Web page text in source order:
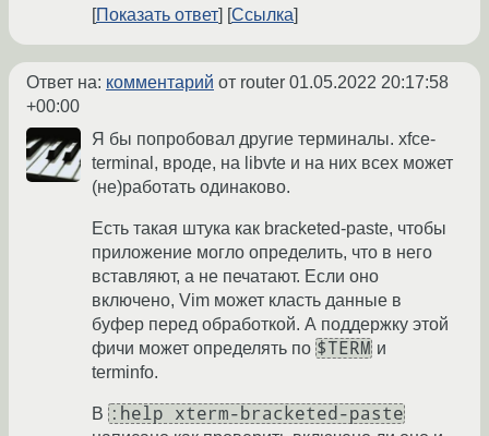
Показать ответ Ссылка
Ответ на: комментарий от router 01.05.2022 20:17:58
+00:00
Я бы попробовал другие терминалы. xfce-
terminal, вроде, на libvte и на них всех может
(не)работать одинаково.
Есть такая штука как bracketed-paste, чтобы
приложение могло определить, что в него
вставляют, а не печатают. Если оно
включено, Vim может класть данные в
буфер перед обработкой. А поддержку этой
фичи может определять по $TERM и
terminfo.
В :help xterm-bracketed-paste